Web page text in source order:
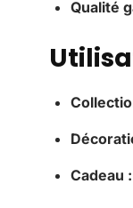
Qualité
Cadeau :